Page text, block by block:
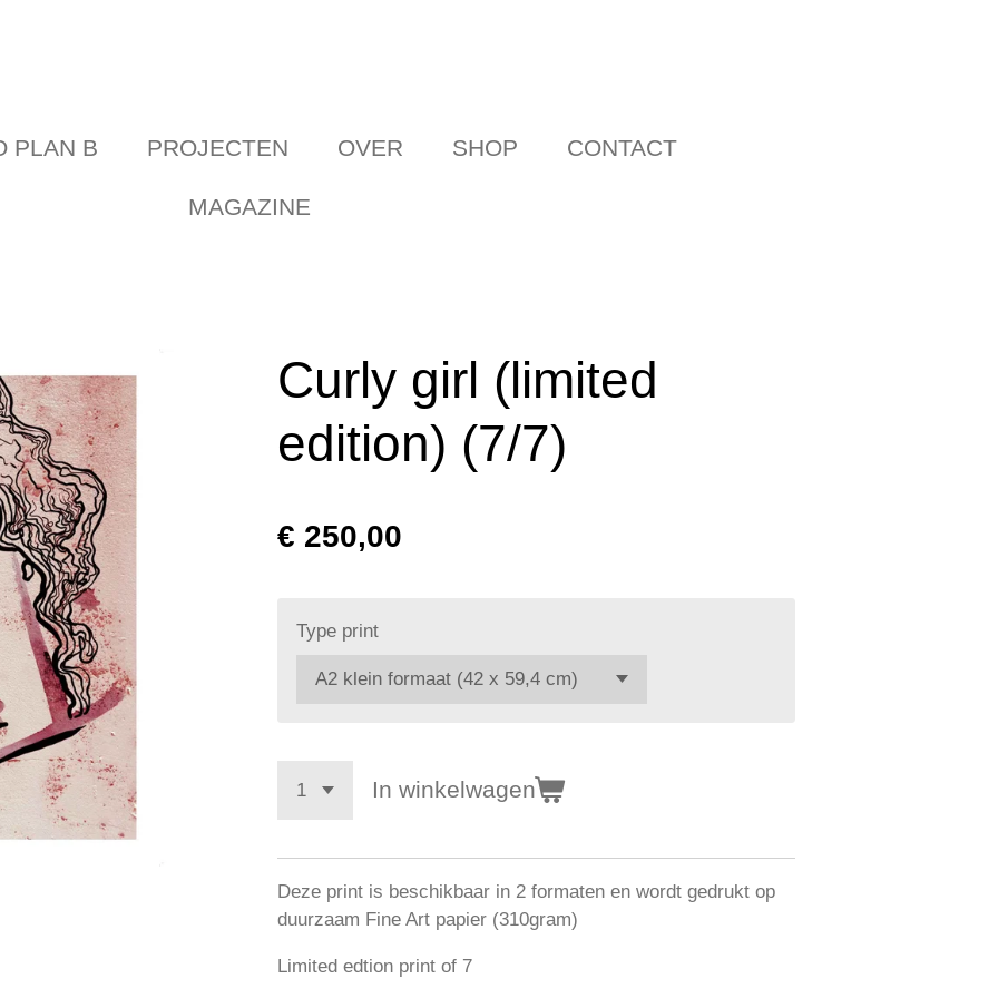
PLAN B PROJECTEN OVER SHOP CONTACT
MAGAZINE
Curly girl (limited
edition) (7/7)
€ 250,00
Type print
In winkelwagen
Deze print is beschikbaar in 2 formaten en wordt gedrukt op
duurzaam Fine Art papier (310gram)
Limited edtion print of 7